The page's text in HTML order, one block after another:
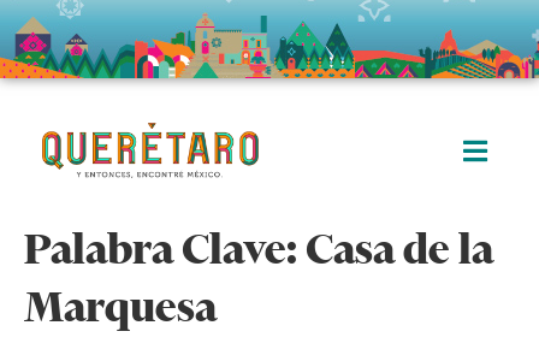
Palabra Clave: Casa de la
Marquesa